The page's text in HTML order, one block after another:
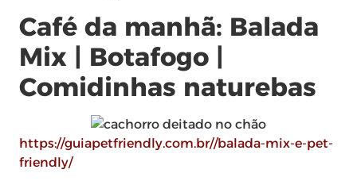
Café da manhã: Balada
Mix | Botafogo |
Comidinhas naturebas
https://guiapetfriendly.com.br//balada-mix-e-pet-
friendly/